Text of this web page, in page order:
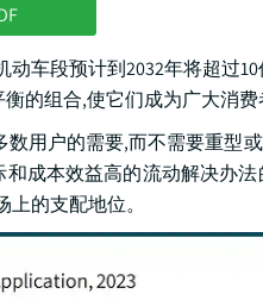
车段预计到2032年将超过
的组合,使它们成为广大消费
用户的需要,而不需要重型
成本效益高的流动解决办
的支配地位。